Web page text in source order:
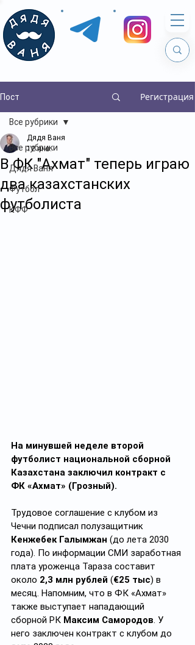
Пост Регистрация
Все рубрики
Дядя Ваня
Футбол
КФФ
Все рубрики
В ФК "Ахмат" теперь играю
два казахстанских
футболиста
Дядя Ваня
12 янв.
На минувшей неделе второй
футболист национальной сборной
Казахстана заключил контракт с
ФК «Ахмат» (Грозный).
Трудовое соглашение с клубом из
Чечни подписал полузащитник
Кенжебек Галымжан (до лета 2030
года). По информации СМИ заработная
плата уроженца Тараза составит
около 2,3 млн рублей (€25 тыс) в
месяц. Напомним, что в ФК «Ахмат»
также выступает нападающий
сборной РК Максим Самородов. У
него заключен контракт с клубом до